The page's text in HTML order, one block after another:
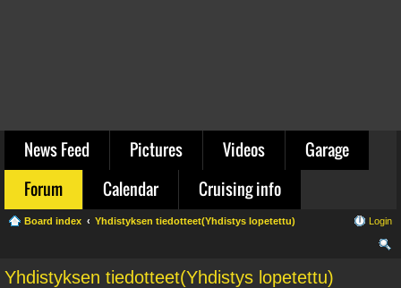
News Feed Pictures Videos
Garage
Forum
Calendar Cruising info
Board index Yhdistyksen tiedotteet(Yhdistys lopetettu) Login
Yhdistyksen tiedotteet(Yhdistys lopetettu)